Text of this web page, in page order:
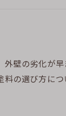
壁の劣化が
の選び方に